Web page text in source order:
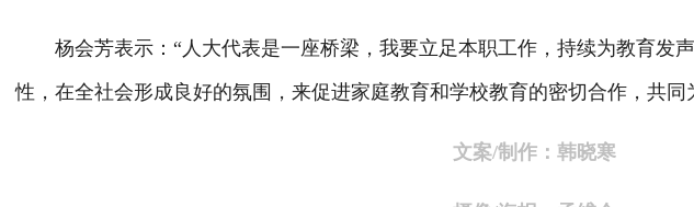
杨会芳表示：“人大代表是一座桥梁，我要立足本职工作，持续为教育发
性，在全社会形成良好的氛围，来促进家庭教育和学校教育的密切合作，共
文案/制作：韩晓寒